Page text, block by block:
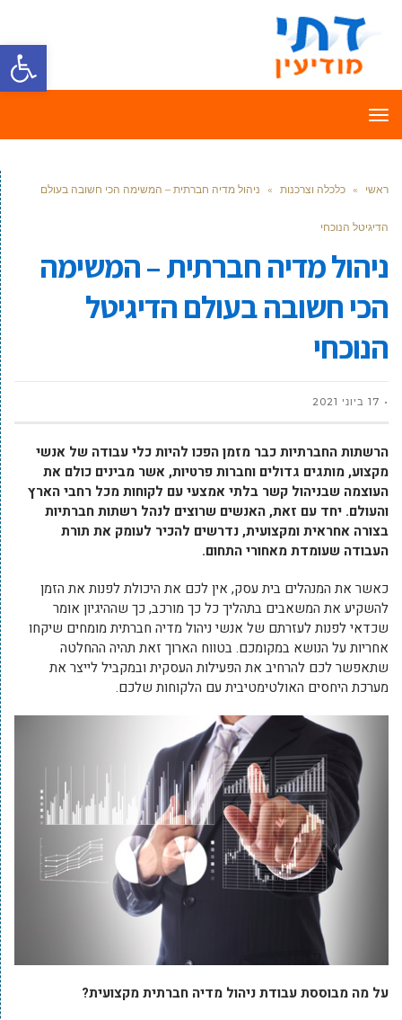
פתח
תפריט
ראשי » כלכלה וצרכנות » ניהול מדיה חברתית – המשימה הכי חשובה בעולם
הדיגיטל הנוכחי
ניהול מדיה חברתית – המשימה
הכי חשובה בעולם הדיגיטל
הנוכחי
17 ביוני 2021
הרשתות החברתיות כבר מזמן הפכו להיות כלי עבודה של אנשי
מקצוע, מותגים גדולים וחברות פרטיות, אשר מבינים כולם את
העוצמה שבניהול קשר בלתי אמצעי עם לקוחות מכל רחבי הארץ
והעולם. יחד עם זאת, האנשים שרוצים לנהל רשתות חברתיות
בצורה אחראית ומקצועית, נדרשים להכיר לעומק את תורת
העבודה שעומדת מאחורי התחום.
כאשר את המנהלים בית עסק, אין לכם את היכולת לפנות את הזמן
להשקיע את המשאבים בתהליך כל כך מורכב, כך שההיגיון אומר
שכדאי לפנות לעזרתם של אנשי ניהול מדיה חברתית מומחים שיקחו
אחריות על הנושא במקומכם. בטווח הארוך זאת תהיה ההחלטה
שתאפשר לכם להרחיב את הפעילות העסקית ובמקביל לייצר את
מערכת היחסים האולטימטיבית עם הלקוחות שלכם.
על מה מבוססת עבודת ניהול מדיה חברתית מקצועית?